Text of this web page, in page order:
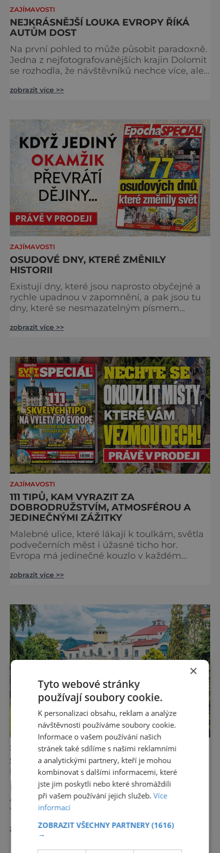
ZAJÍMAVOSTI
NEJKRÁSNĚJŠÍ LOUKA EVROPY ŘÍKÁ
AUTŮM DOST
Na první pohled to může působit paradoxně.
Jedna z nejfotografovanějších krajin Dolomit
se rozhodla, že návštěvníků nechce více, ale
louka v Evropě, zavádí od léta 2026 nová
přijíždějí. Nejde o boj proti turistům. Jde o
ochranu krajiny, která už nechce být obětí
vlastního úspě
zobrazit více >>
ZAJÍMAVOSTI
OSUDOVÉ DNY, KTERÉ ZMĚNILY
HISTORII
Existují dny, které jsou naprosto obyčejné a
rychle upadnou v zapomnění, a pak jsou tu
dny, které se nesmazatelným písmem
dojde k významnému objevu nebo děsivé
krážem. Je 10. dubna roku 49 př. n. l. a na
břehu říčky Rubikon pronáší Gaius Julius
Caesar svou slavnou vě
zobrazit více >>
ZAJÍMAVOSTI
111 TIPŮ, KAM VYRAZIT ZA
DOBRODRUŽSTVÍM, ATMOSFÉROU A
JEDINEČNÝMI ZÁŽITKY
Malebné ulice, které lákají k toulkám, světla
podvečerních měst i úžasné ticho hor.
Evropa má jedinečné kouzlo v každém
zve na cestu plnou inspirace, dobrodružství i
podobě. Města s neopakovatelnou
atmosférou Vydejte se s námi na prohlídku
měst, která patří k
zobrazit více >>
ZAJÍMAVOSTI
SLÁVA PIEŠŤANSKÉHO BAHNA
PŘESÁHLA HRANICE EVROPY
Lidé se sem jezdí léčit už celých 200 let.
A mnoho z těch, kdo Piešťany okusili, se
vrací. Nejenže prospějí svému zdraví, ale užijí
si tu i bohatý společenský život. Když se
řekne slovenské lázně, Piešťany bývají první
zobrazit více >>
×
Tyto webové stránky
používají soubory cookie.
K personalizaci obsahu, reklam a analýze
návštěvnosti používáme soubory cookie.
Informace o vašem používání našich
stránek také sdílíme s našimi reklamními
a analytickými partnery, kteří je mohou
kombinovat s dalšími informacemi, které
jste jim poskytli nebo které shromáždili
při vašem používání jejich služeb.Více
informací
ZOBRAZIT VŠECHNY PARTNERY(1616)
→